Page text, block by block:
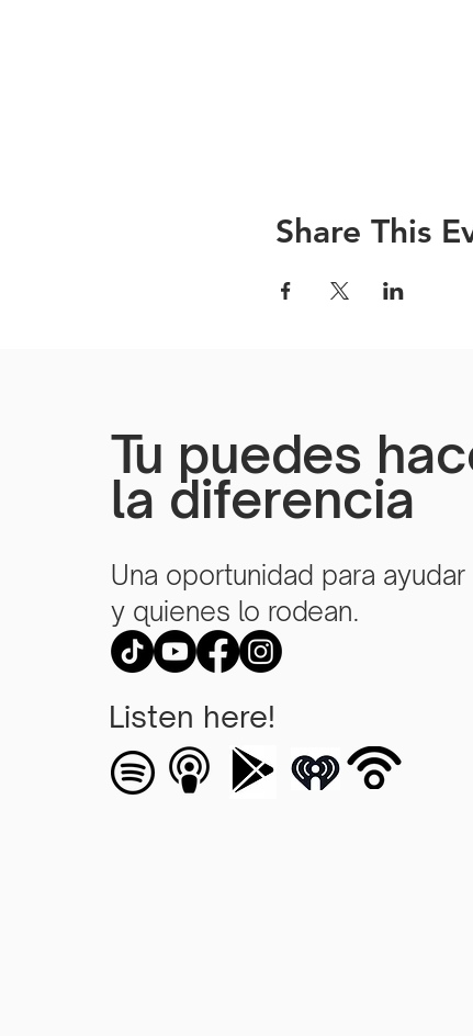
Share This
Tu puedes
la diferencia
Una oportunidad para ayudar
y quienes lo rodean.
Listen here!